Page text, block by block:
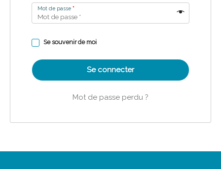
Mot de passe *
Se souvenir de moi
Se connecter
Mot de passe perdu ?